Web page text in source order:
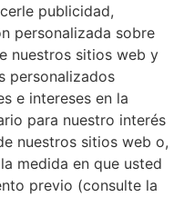
publicidad,
personalizada sobre
nuestros sitios web y
personalizados
e intereses en la
para nuestro interés
nuestros sitios web o,
medida en que usted
previo (consulte la